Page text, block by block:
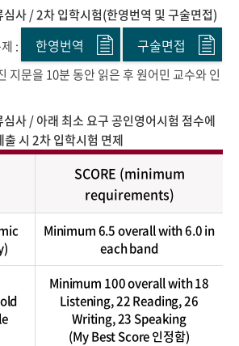
사 / 2차 입학시험(한영번역 및 구술면접)
:
한영번역 구술면접
지문을 10분 동안 읽은 후 원어민 교수와 인
사 / 아래 최소 요구 공인영어시험 점수에
시 2차 입학시험 면제
SCORE (minimum
requirements)
Minimum 6.5 overall with 6.0 in
each band
Minimum 100 overall with 18
Listening, 22 Reading, 26
Writing, 23 Speaking
(My Best Score 인정함)